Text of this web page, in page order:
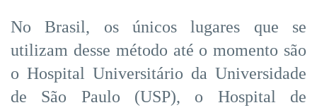
No Brasil, os únicos lugares que se
utilizam desse método até o momento são
o Hospital Universitário da Universidade
de São Paulo (USP), o Hospital de